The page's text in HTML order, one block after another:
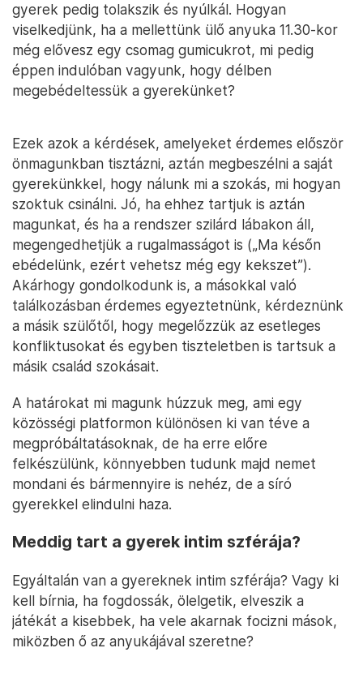
gyerek pedig tolakszik és nyúlkál. Hogyan
viselkedjünk, ha a mellettünk ülő anyuka 11.30-kor
még elővesz egy csomag gumicukrot, mi pedig
éppen indulóban vagyunk, hogy délben
megebédeltessük a gyerekünket?
Ezek azok a kérdések, amelyeket érdemes először
önmagunkban tisztázni, aztán megbeszélni a saját
gyerekünkkel, hogy nálunk mi a szokás, mi hogyan
szoktuk csinálni. Jó, ha ehhez tartjuk is aztán
magunkat, és ha a rendszer szilárd lábakon áll,
megengedhetjük a rugalmasságot is („Ma későn
ebédelünk, ezért vehetsz még egy kekszet”).
Akárhogy gondolkodunk is, a másokkal való
találkozásban érdemes egyeztetnünk, kérdeznünk
a másik szülőtől, hogy megelőzzük az esetleges
konfliktusokat és egyben tiszteletben is tartsuk a
másik család szokásait.
A határokat mi magunk húzzuk meg, ami egy
közösségi platformon különösen ki van téve a
megpróbáltatásoknak, de ha erre előre
felkészülünk, könnyebben tudunk majd nemet
mondani és bármennyire is nehéz, de a síró
gyerekkel elindulni haza.
Meddig tart a gyerek intim szférája?
Egyáltalán van a gyereknek intim szférája? Vagy ki
kell bírnia, ha fogdossák, ölelgetik, elveszik a
játékát a kisebbek, ha vele akarnak focizni mások,
miközben ő az anyukájával szeretne?